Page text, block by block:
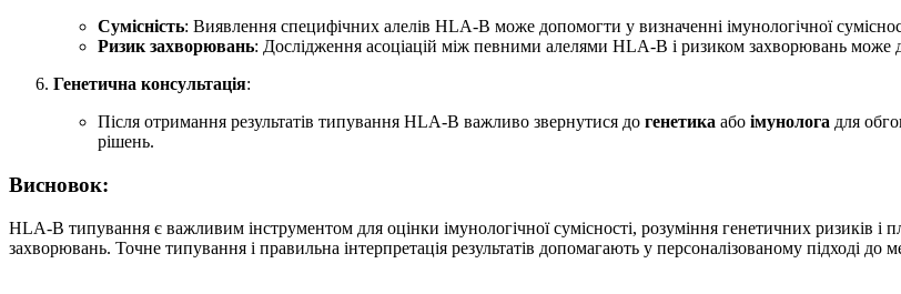
Сумісність: Виявлення специфічних алелів HLA-B може допомогти у визначенні імунологічної
Ризик захворювань: Дослідження асоціацій між певними алелями HLA-B і ризиком захворювань може
Генетична консультація:
Після отримання результатів типування HLA-B важливо звернутися до генетика або імунолога для
рішень.
Висновок:
HLA-B типування є важливим інструментом для оцінки імунологічної сумісності, розуміння генетичних ризиків і
захворювань. Точне типування і правильна інтерпретація результатів допомагають у персоналізованому підході